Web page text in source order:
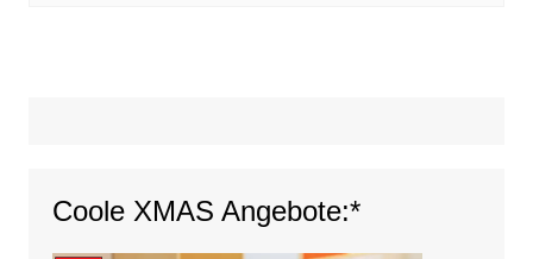
Coole XMAS Angebote:*